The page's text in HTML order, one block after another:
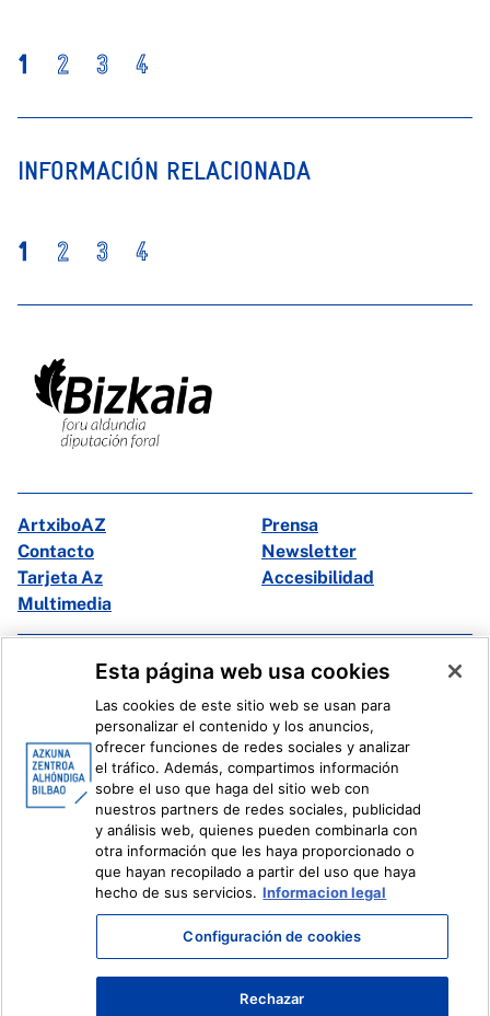
1 2 3 4
INFORMACIÓN RELACIONADA
1 2 3 4
ArtxiboAZ
Prensa
Contacto
Newsletter
Tarjeta Az
Accesibilidad
Multimedia
Facebook
X
Ivoox
Información legal Sistema Interno de Información
Esta página web usa cookies
Las cookies de este sitio web se usan para
personalizar el contenido y los anuncios,
ofrecer funciones de redes sociales y analizar
el tráfico. Además, compartimos información
sobre el uso que haga del sitio web con
nuestros partners de redes sociales, publicidad
y análisis web, quienes pueden combinarla con
otra información que les haya proporcionado o
que hayan recopilado a partir del uso que haya
hecho de sus servicios. Informacion legal
Configuración de cookies
Rechazar